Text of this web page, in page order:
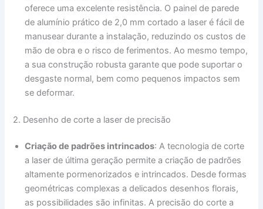
oferece uma excelente resistência. O painel de parede
de alumínio prático de 2,0 mm cortado a laser é fácil de
manusear durante a instalação, reduzindo os custos de
mão de obra e o risco de ferimentos. Ao mesmo tempo,
a sua construção robusta garante que pode suportar o
desgaste normal, bem como pequenos impactos sem
se deformar.
2. Desenho de corte a laser de precisão
Criação de padrões intrincados: A tecnologia de corte
a laser de última geração permite a criação de padrões
altamente pormenorizados e intrincados. Desde formas
geométricas complexas a delicados desenhos florais,
as possibilidades são infinitas. A precisão do corte a